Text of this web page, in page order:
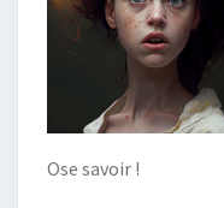
Ose savoir !